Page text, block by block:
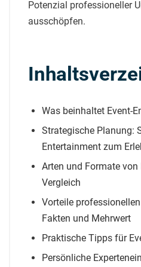
Potenzial professioneller
ausschöpfen.
Was beinhaltet Event-
Strategische Planung:
Entertainment zum
Arten und Formate
Vergleich
Vorteile
Fakten und Mehrwert
Praktische Tipps für
Persönliche